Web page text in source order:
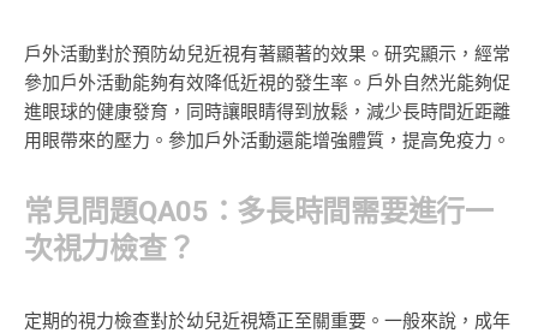
戶外活動對於預防幼兒近視有著顯著的效果。研究顯示，經常
參加戶外活動能夠有效降低近視的發生率。戶外自然光能夠促
進眼球的健康發育，同時讓眼睛得到放鬆，減少長時間近距離
用眼帶來的壓力。參加戶外活動還能增強體質，提高免疫力。
常見問題QA05：多長時間需要進行一
次視力檢查？
定期的視力檢查對於幼兒近視矯正至關重要。一般來說，成年